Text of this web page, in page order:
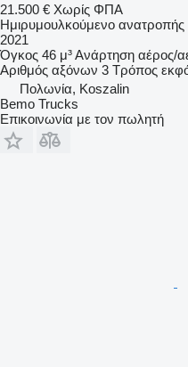
21.500 € Χωρίς ΦΠΑ
Ημιρυμουλκούμενο ανατροπής
2021
Όγκος 46 μ³Ανάρτηση αέρος/
Αριθμός αξόνων 3 Τρόπος
Πολωνία, Koszalin
Bemo Trucks
Επικοινωνία με τον πωλητή